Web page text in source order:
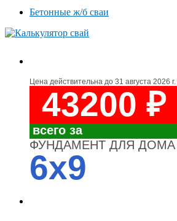
Бетонные ж/б сваи
Цена действительна до 31 августа 2026 г.
43200 ₽
всего за
ФУНДАМЕНТ ДЛЯ ДОМА
6x9